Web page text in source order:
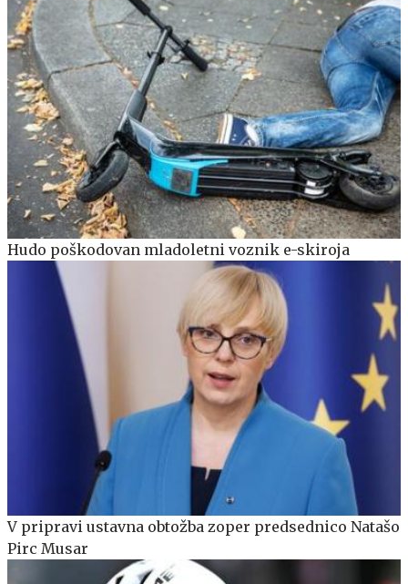
Hudo poškodovan mladoletni voznik e-skiroja
V pripravi ustavna obtožba zoper predsednico Natašo
Pirc Musar